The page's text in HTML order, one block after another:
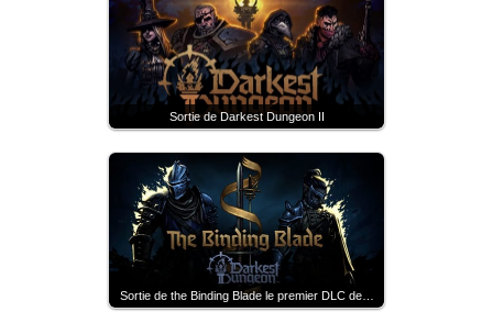
Sortie de Darkest Dungeon II
Sortie de the Binding Blade le premier DLC de…